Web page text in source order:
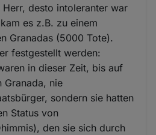
desto intoleranter war
es z.B. zu einem
Granadas (5000 Tote).
festgestellt werden:
in dieser Zeit, bis auf
Granada, nie
sondern sie hatten
Status von
den sie sich durch